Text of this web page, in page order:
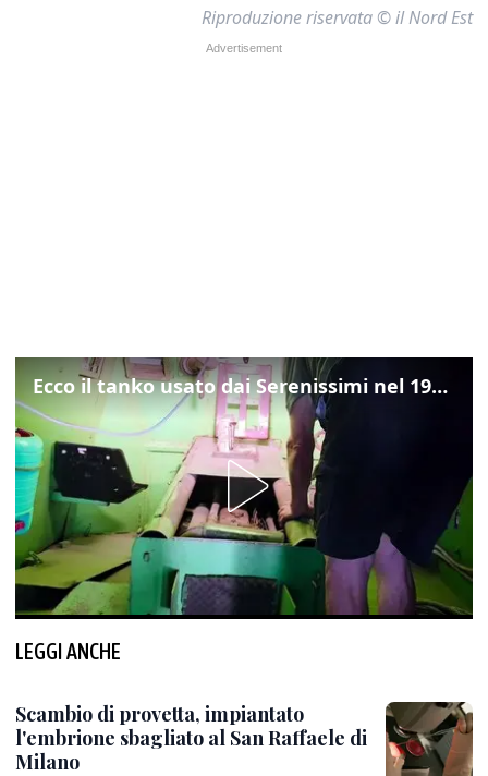
Riproduzione riservata © il Nord Est
Ecco il tanko usato dai Serenissimi nel 1997 per il blitz a San Marco
LEGGI ANCHE
Scambio di provetta, impiantato
l'embrione sbagliato al San Raffaele di
Milano